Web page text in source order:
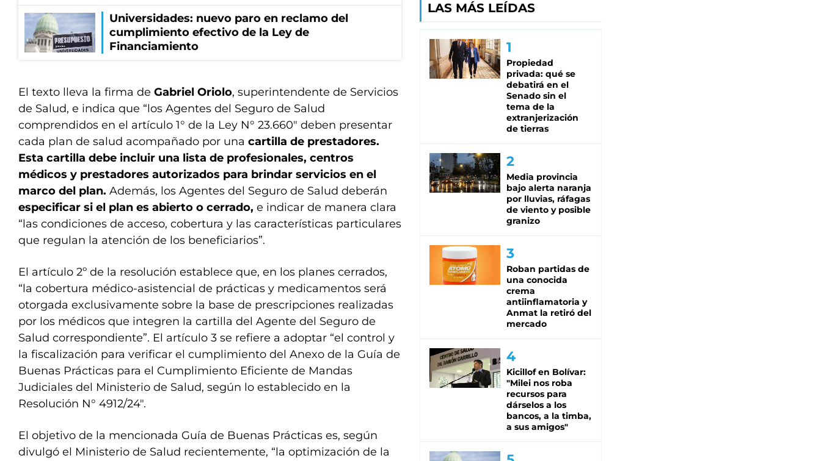
Universidades: nuevo paro en reclamo del
cumplimiento efectivo de la Ley de
Financiamiento
El texto lleva la firma de Gabriel Oriolo, superintendente de Servicios
de Salud, e indica que “los Agentes del Seguro de Salud
comprendidos en el artículo 1° de la Ley N° 23.660″ deben presentar
cada plan de salud acompañado por una cartilla de prestadores.
Esta cartilla debe incluir una lista de profesionales, centros
médicos y prestadores autorizados para brindar servicios en el
marco del plan. Además, los Agentes del Seguro de Salud deberán
especificar si el plan es abierto o cerrado, e indicar de manera clara
“las condiciones de acceso, cobertura y las características particulares
que regulan la atención de los beneficiarios”.
El artículo 2º de la resolución establece que, en los planes cerrados,
“la cobertura médico-asistencial de prácticas y medicamentos será
otorgada exclusivamente sobre la base de prescripciones realizadas
por los médicos que integren la cartilla del Agente del Seguro de
Salud correspondiente”. El artículo 3 se refiere a adoptar “el control y
la fiscalización para verificar el cumplimiento del Anexo de la Guía de
Buenas Prácticas para el Cumplimiento Eficiente de Mandas
Judiciales del Ministerio de Salud, según lo establecido en la
Resolución N° 4912/24″.
El objetivo de la mencionada Guía de Buenas Prácticas es, según
divulgó el Ministerio de Salud recientemente, “la optimización de la
LAS MÁS LEÍDAS
Propiedad
privada: qué se
debatirá en el
Senado sin el
tema de la
extranjerización
de tierras
Media provincia
bajo alerta naranja
por lluvias, ráfagas
de viento y posible
granizo
Roban partidas de
una conocida
crema
antiinflamatoria y
Anmat la retiró del
mercado
Kicillof en Bolívar:
"Milei nos roba
recursos para
dárselos a los
bancos, a la timba,
a sus amigos"